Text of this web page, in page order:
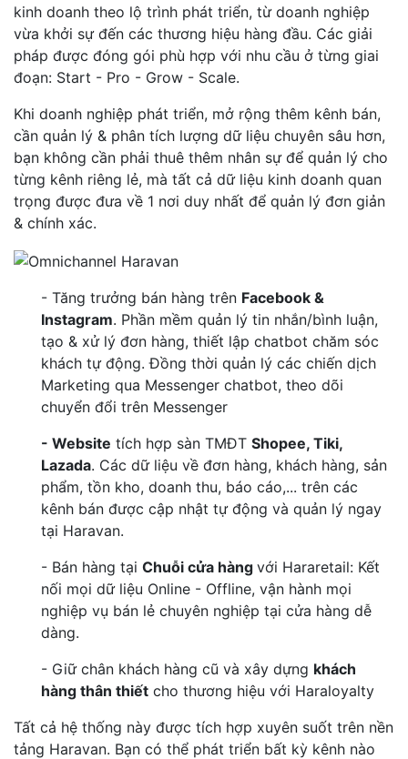
kinh doanh theo lộ trình phát triển, từ doanh nghiệp
vừa khởi sự đến các thương hiệu hàng đầu. Các giải
pháp được đóng gói phù hợp với nhu cầu ở từng giai
đoạn: Start - Pro - Grow - Scale.
Khi doanh nghiệp phát triển, mở rộng thêm kênh bán,
cần quản lý & phân tích lượng dữ liệu chuyên sâu hơn,
bạn không cần phải thuê thêm nhân sự để quản lý cho
từng kênh riêng lẻ, mà tất cả dữ liệu kinh doanh quan
trọng được đưa về 1 nơi duy nhất để quản lý đơn giản
& chính xác.
- Tăng trưởng bán hàng trên Facebook &
Instagram. Phần mềm quản lý tin nhắn/bình luận,
tạo & xử lý đơn hàng, thiết lập chatbot chăm sóc
khách tự động. Đồng thời quản lý các chiến dịch
Marketing qua Messenger chatbot, theo dõi
chuyển đổi trên Messenger
- Website tích hợp sàn TMĐT Shopee, Tiki,
Lazada. Các dữ liệu về đơn hàng, khách hàng, sản
phẩm, tồn kho, doanh thu, báo cáo,... trên các
kênh bán được cập nhật tự động và quản lý ngay
tại Haravan.
- Bán hàng tại Chuỗi cửa hàng với Hararetail: Kết
nối mọi dữ liệu Online - Offline, vận hành mọi
nghiệp vụ bán lẻ chuyên nghiệp tại cửa hàng dễ
dàng.
- Giữ chân khách hàng cũ và xây dựng khách
hàng thân thiết cho thương hiệu với Haraloyalty
Tất cả hệ thống này được tích hợp xuyên suốt trên nền
tảng Haravan. Bạn có thể phát triển bất kỳ kênh nào